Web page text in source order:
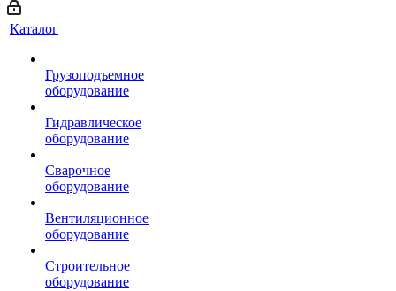
Каталог
Грузоподъемное
оборудование
Гидравлическое
оборудование
Сварочное
оборудование
Вентиляционное
оборудование
Строительное
оборудование